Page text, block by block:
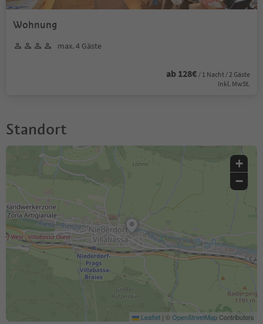
Wohnung
max. 4 Gäste
ab 128€ / 1 Nacht / 2 Gäste
Inkl. MwSt.
Standort
+
−
Leaflet | ©OpenStreetMapContributors